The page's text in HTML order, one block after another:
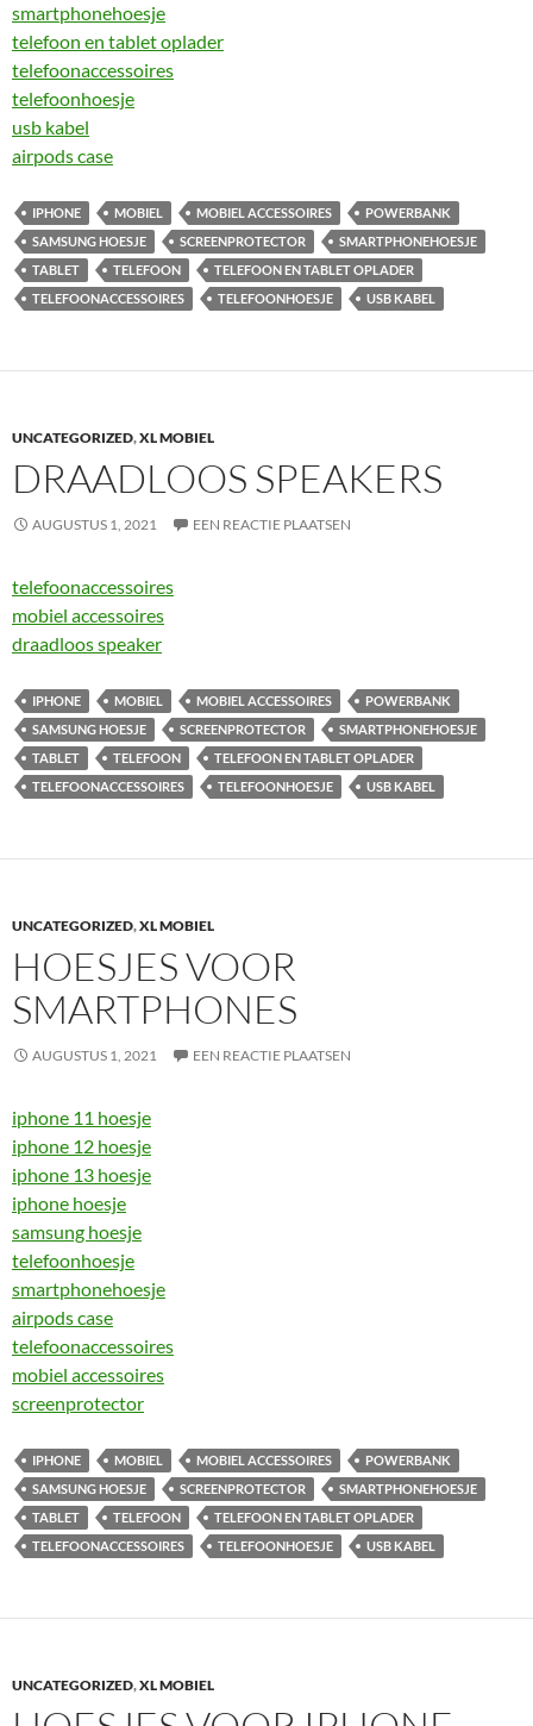
smartphonehoesje
telefoon en tablet oplader
telefoonaccessoires
telefoonhoesje
usb kabel
airpods case
IPHONE MOBIEL MOBIEL ACCESSOIRES
POWERBANK
SAMSUNG HOESJE
SCREENPROTECTOR
SMARTPHONEHOESJE
TABLET
TELEFOON
TELEFOON EN TABLET OPLADER
TELEFOONACCESSOIRES
TELEFOONHOESJE USB KABEL
UNCATEGORIZED,XL MOBIEL
DRAADLOOS SPEAKERS
AUGUSTUS 1, 2021 EEN REACTIE PLAATSEN
telefoonaccessoires
mobiel accessoires
draadloos speaker
IPHONE MOBIEL MOBIEL ACCESSOIRES
POWERBANK
SAMSUNG HOESJE
SCREENPROTECTOR
SMARTPHONEHOESJE
TABLET
TELEFOON
TELEFOON EN TABLET OPLADER
TELEFOONACCESSOIRES
TELEFOONHOESJE USB KABEL
UNCATEGORIZED,XL MOBIEL
HOESJES VOOR
SMARTPHONES
AUGUSTUS 1, 2021 EEN REACTIE PLAATSEN
iphone 11 hoesje
iphone 12 hoesje
iphone 13 hoesje
iphone hoesje
samsung hoesje
telefoonhoesje
smartphonehoesje
airpods case
telefoonaccessoires
mobiel accessoires
screenprotector
IPHONE MOBIEL MOBIEL ACCESSOIRES
POWERBANK
SAMSUNG HOESJE
SCREENPROTECTOR
SMARTPHONEHOESJE
TABLET
TELEFOON
TELEFOON EN TABLET OPLADER
TELEFOONACCESSOIRES
TELEFOONHOESJE USB KABEL
UNCATEGORIZED,XL MOBIEL